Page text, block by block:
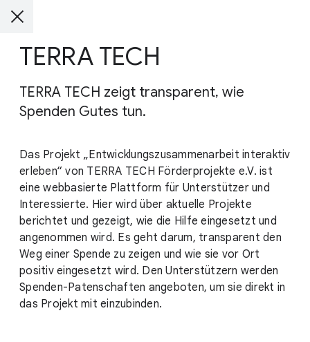
TERRA TECH
TERRA TECH zeigt transparent, wie
Spenden Gutes tun.
Das Projekt „Entwicklungszusammenarbeit interaktiv
erleben“ von TERRA TECH Förderprojekte e.V. ist
eine webbasierte Plattform für Unterstützer und
Interessierte. Hier wird über aktuelle Projekte
berichtet und gezeigt, wie die Hilfe eingesetzt und
angenommen wird. Es geht darum, transparent den
Weg einer Spende zu zeigen und wie sie vor Ort
positiv eingesetzt wird. Den Unterstützern werden
Spenden-Patenschaften angeboten, um sie direkt in
das Projekt mit einzubinden.